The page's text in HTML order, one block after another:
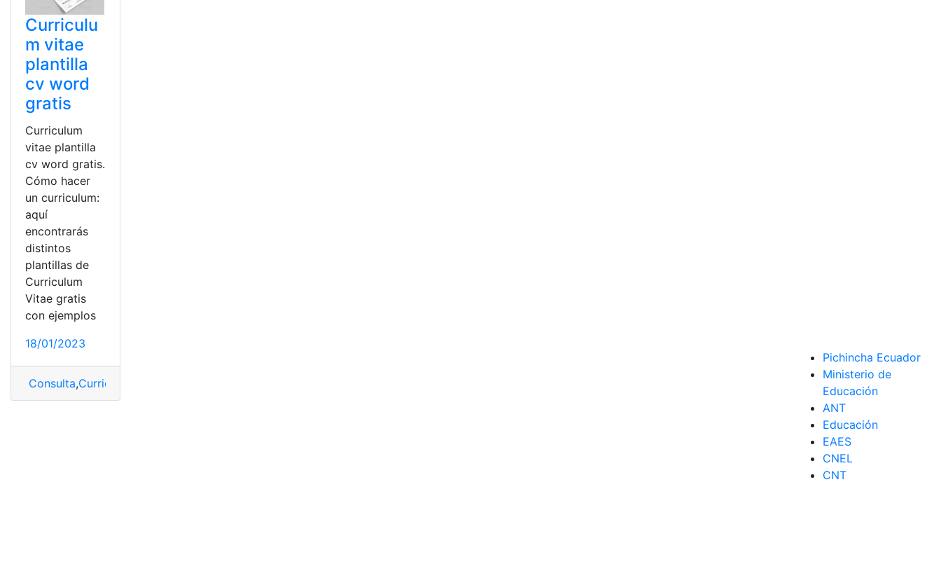
Curriculu
m vitae
plantilla
cv word
gratis
Curriculum
vitae plantilla
cv word gratis.
Cómo hacer
un curriculum:
aquí
encontrarás
distintos
plantillas de
Curriculum
Vitae gratis
con ejemplos
18/01/2023
Consulta,Curriculum vitae plantilla
Pichincha Ecuador
Ministerio de
Educación
ANT
Educación
EAES
CNEL
CNT